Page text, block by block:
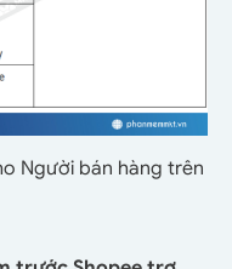
Người bán hàng trên